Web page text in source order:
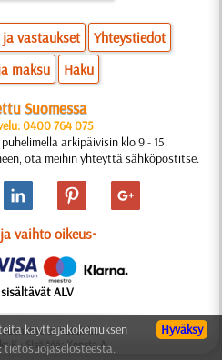
ja vastaukset
Yhteystiedot
maksu
Haku
Suomessa
0400 764 075
arkipäivisin klo 9 - 15.
ota meihin yhteyttä sähköpostitse.
vaihto oikeus•
ALV
Natali M.
K.; Sisältöä: Konsta A.
Hyväksy
käyttäjäkokemuksen
tietosuojaselosteesta.